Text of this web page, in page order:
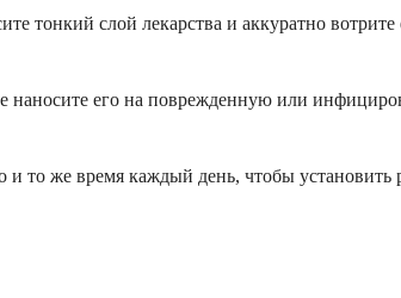
тонкий слой лекарства и аккуратно
наносите его на поврежденную или
и то же время каждый день, чтобы